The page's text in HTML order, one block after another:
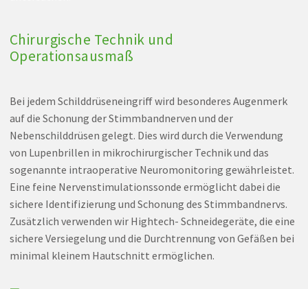
Chirurgische Technik und
Operationsausmaß
Bei jedem Schilddrüseneingriff wird besonderes Augenmerk
auf die Schonung der Stimmbandnerven und der
Nebenschilddrüsen gelegt. Dies wird durch die Verwendung
von Lupenbrillen in mikrochirurgischer Technik und das
sogenannte intraoperative Neuromonitoring gewährleistet.
Eine feine Nervenstimulationssonde ermöglicht dabei die
sichere Identifizierung und Schonung des Stimmbandnervs.
Zusätzlich verwenden wir Hightech- Schneidegeräte, die eine
sichere Versiegelung und die Durchtrennung von Gefäßen bei
minimal kleinem Hautschnitt ermöglichen.